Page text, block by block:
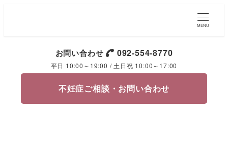
MENU
お問い合わせ 092-554-8770
平日 10:00～19:00 / 土日祝 10:00～17:00
不妊症ご相談・お問い合わせ